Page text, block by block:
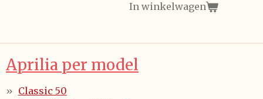
In winkelwagen
Aprilia per model
Classic 50